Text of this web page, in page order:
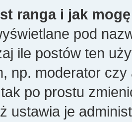
ranga i jak
pod
ile postów ten
np. moderator
po prostu
ustawia je